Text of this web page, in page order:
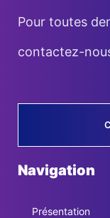
Pour toutes
contactez-
Navigation
Présentation